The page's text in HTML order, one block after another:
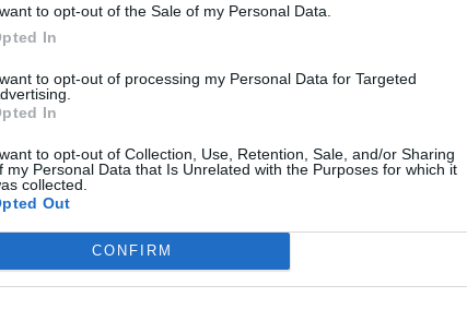
to opt-out of the Sale of my Personal Data.
In
to opt-out of processing my Personal Data for Targeted
In
to opt-out of Collection, Use, Retention, Sale, and/or Sharing
my Personal Data that Is Unrelated with the Purposes for which it
collected.
Out
CONFIRM